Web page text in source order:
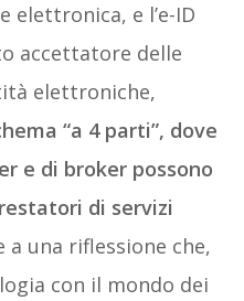
elettronica, e l’e-ID
accettatore delle
elettroniche,
“a 4 parti”, dove
e di broker possono
di servizi
a una riflessione che,
con il mondo dei